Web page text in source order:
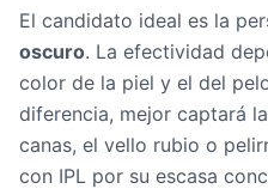
El candidato ideal es la
oscuro. La efectividad
color de la piel y el del
diferencia, mejor captará
canas, el vello rubio o
con IPL por su escasa